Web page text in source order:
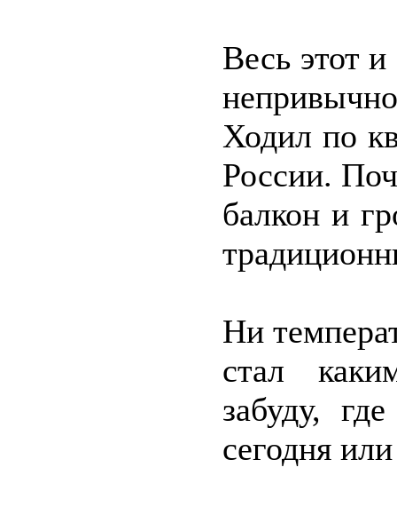
Весь этот
Ходил по
России.
балкон и
Ни
стал
забуду,
сегодня